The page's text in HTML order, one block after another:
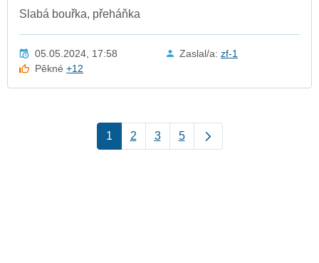
Slabá bouřka, přeháňka
05.05.2024, 17:58 Zaslal/a: zf-1
Pěkné+12
1 2 3 5